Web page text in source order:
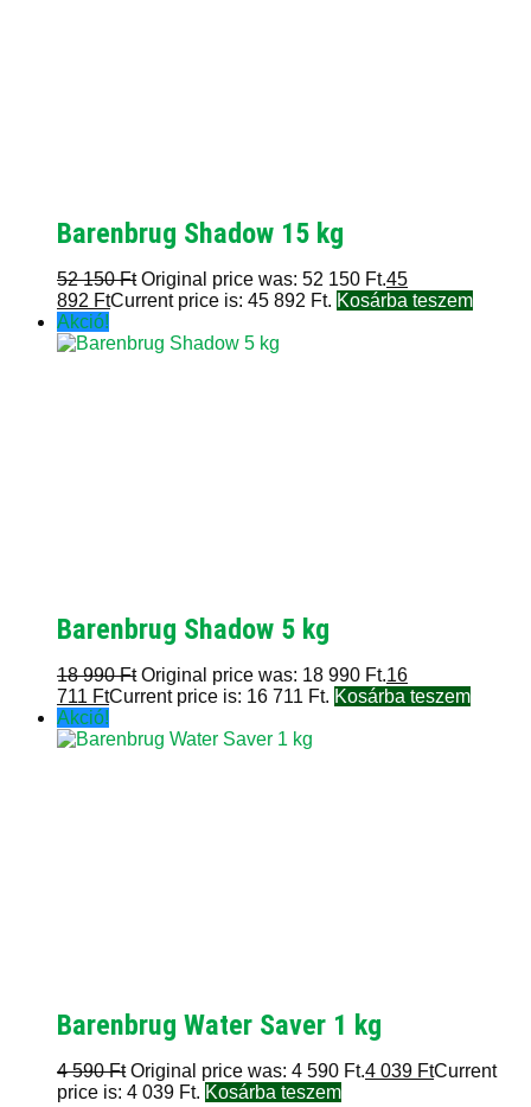
Barenbrug Shadow 15 kg
52 150Ft Original price was: 52 150 Ft.45
892 FtCurrent price is: 45 892 Ft. Kosárba teszem
Akció!
Barenbrug Shadow 5 kg
18 990Ft Original price was: 18 990 Ft.16
711 FtCurrent price is: 16 711 Ft. Kosárba teszem
Akció!
Barenbrug Water Saver 1 kg
4 590Ft Original price was: 4 590 Ft.4 039 FtCurrent
price is: 4 039 Ft. Kosárba teszem